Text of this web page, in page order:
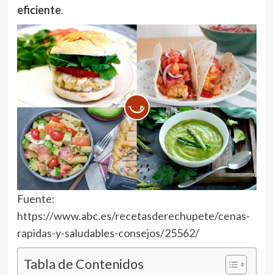
eficiente.
Fuente:
https://www.abc.es/recetasderechupete/cenas-
rapidas-y-saludables-consejos/25562/
Tabla de Contenidos